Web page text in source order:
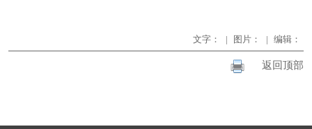
文字： | 图片： | 编辑：
返回顶部